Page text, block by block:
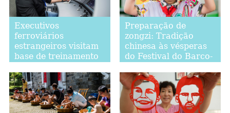
Executivos
ferroviários
estrangeiros visitam
base de treinamento
ferrovias de alta
velocidade
Preparação de
zongzi: Tradição
chinesa às vésperas
do Festival do Barco-